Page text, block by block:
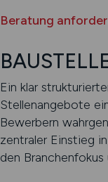
Beratung
Ein klar
Stellenangebote
Bewerbern
zentraler Einstieg
den